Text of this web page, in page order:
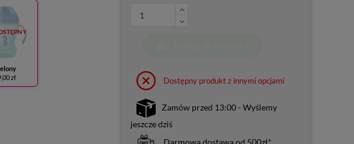
zł
Dostępny produkt z innymi opcjami
Zamów przed 13:00 - Wyślemy
jeszcze dziś
Darmowa dostawa od 500zł*